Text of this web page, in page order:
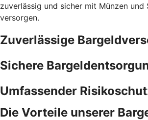
zuverlässig und sicher mit Münzen und
versorgen.
Zuverlässige
Sichere
Umfassender
Die Vorteile unserer